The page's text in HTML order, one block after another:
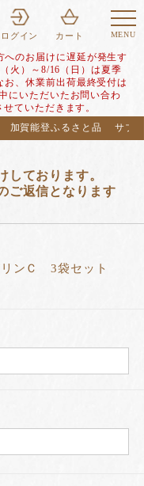
MENU
ログイン カート
へのお届けに遅延が発生す
火）～8/16（日）は夏季
、休業前出荷最終受付は
にいただいたお問い合わ
ていただきます。
加賀能登ふるさと品 サブ
しております。
ご返信となります
リンＣ 3袋セット